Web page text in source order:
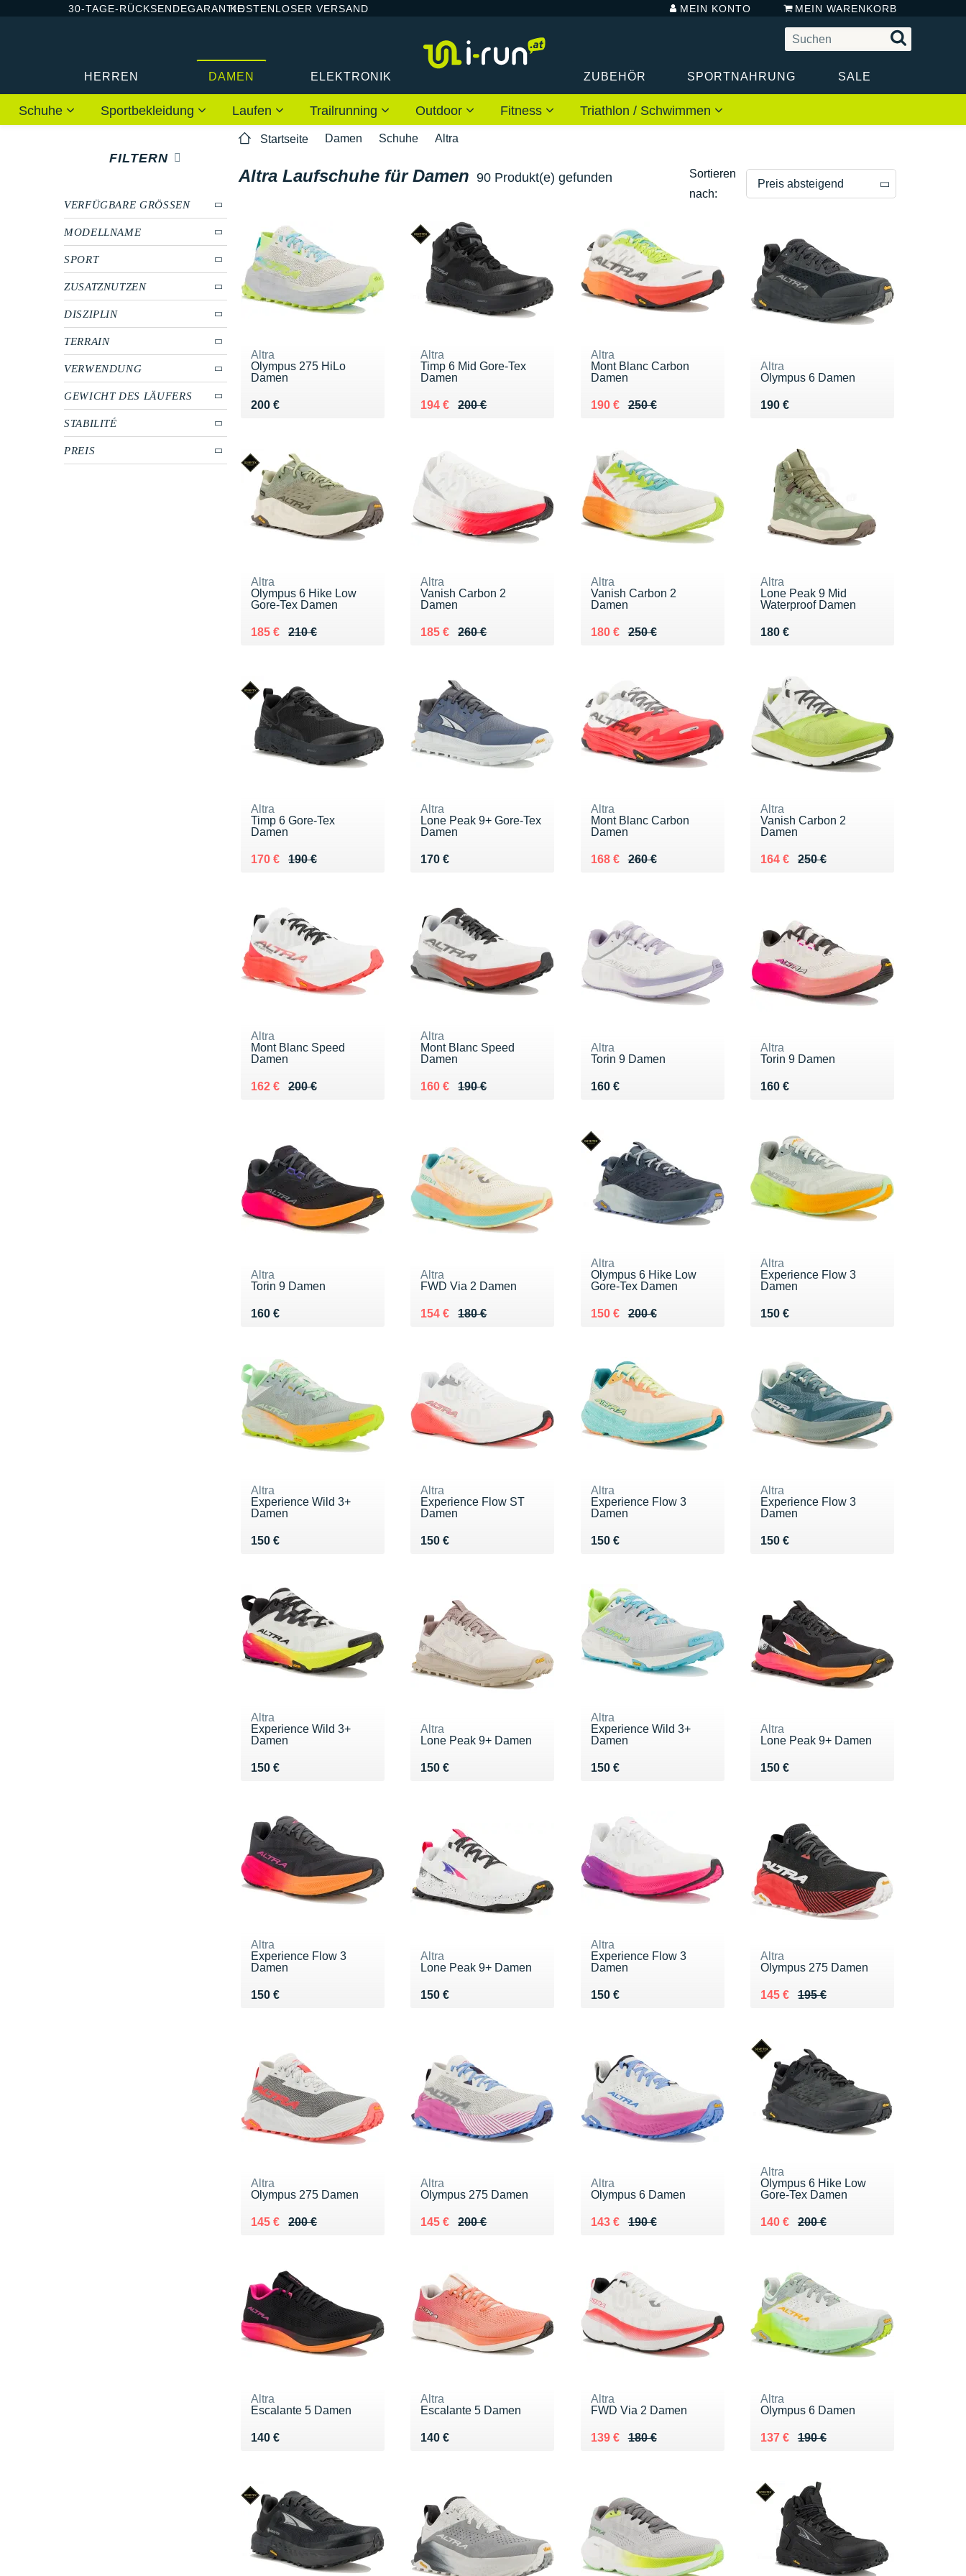
30-TAGE-RÜCKSENDEGARANTIEKOSTENLOSER VERSAND MEIN KONTO MEIN WARENKORB
HERREN DAMEN ELEKTRONIK ZUBEHÖR SPORTNAHRUNG SALE
Schuhe Sportbekleidung Laufen Trailrunning Outdoor Fitness Triathlon / Schwimmen
Startseite Damen Schuhe Altra
FILTERN
VERFÜGBARE GRÖSSEN
MODELLNAME
SPORT
ZUSATZNUTZEN
DISZIPLIN
TERRAIN
VERWENDUNG
GEWICHT DES LÄUFERS
STABILITÉ
PREIS
Altra Laufschuhe für Damen 90 Produkt(e) gefunden
Sortieren
nach:
Preis absteigend
Preis aufsteigend
Altra
Olympus 275 HiLo
Damen
200 €
Vendu 200 €
Altra
Timp 6 Mid Gore-Tex
Damen
200 €
Au lieu de 200 €
194 €
Vendu 194 €
Altra
Mont Blanc Carbon
Damen
250 €
Au lieu de 250 €
190 €
Vendu 190 €
Altra
Olympus 6 Damen
190 €
Vendu 190 €
Altra
Olympus 6 Hike Low
Gore-Tex Damen
210 €
Au lieu de 210 €
185 €
Vendu 185 €
Altra
Vanish Carbon 2
Damen
260 €
Au lieu de 260 €
185 €
Vendu 185 €
Altra
Vanish Carbon 2
Damen
250 €
Au lieu de 250 €
180 €
Vendu 180 €
Altra
Lone Peak 9 Mid
Waterproof Damen
180 €
Vendu 180 €
Altra
Timp 6 Gore-Tex
Damen
190 €
Au lieu de 190 €
170 €
Vendu 170 €
Altra
Lone Peak 9+ Gore-Tex
Damen
170 €
Vendu 170 €
Altra
Mont Blanc Carbon
Damen
260 €
Au lieu de 260 €
168 €
Vendu 168 €
Altra
Vanish Carbon 2
Damen
250 €
Au lieu de 250 €
164 €
Vendu 164 €
Altra
Mont Blanc Speed
Damen
200 €
Au lieu de 200 €
162 €
Vendu 162 €
Altra
Mont Blanc Speed
Damen
190 €
Au lieu de 190 €
160 €
Vendu 160 €
Altra
Torin 9 Damen
160 €
Vendu 160 €
Altra
Torin 9 Damen
160 €
Vendu 160 €
Altra
Torin 9 Damen
160 €
Vendu 160 €
Altra
FWD Via 2 Damen
180 €
Au lieu de 180 €
154 €
Vendu 154 €
Altra
Olympus 6 Hike Low
Gore-Tex Damen
200 €
Au lieu de 200 €
150 €
Vendu 150 €
Altra
Experience Flow 3
Damen
150 €
Vendu 150 €
Altra
Experience Wild 3+
Damen
150 €
Vendu 150 €
Altra
Experience Flow ST
Damen
150 €
Vendu 150 €
Altra
Experience Flow 3
Damen
150 €
Vendu 150 €
Altra
Experience Flow 3
Damen
150 €
Vendu 150 €
Altra
Experience Wild 3+
Damen
150 €
Vendu 150 €
Altra
Lone Peak 9+ Damen
150 €
Vendu 150 €
Altra
Experience Wild 3+
Damen
150 €
Vendu 150 €
Altra
Lone Peak 9+ Damen
150 €
Vendu 150 €
Altra
Experience Flow 3
Damen
150 €
Vendu 150 €
Altra
Lone Peak 9+ Damen
150 €
Vendu 150 €
Altra
Experience Flow 3
Damen
150 €
Vendu 150 €
Altra
Olympus 275 Damen
195 €
Au lieu de 195 €
145 €
Vendu 145 €
Altra
Olympus 275 Damen
200 €
Au lieu de 200 €
145 €
Vendu 145 €
Altra
Olympus 275 Damen
200 €
Au lieu de 200 €
145 €
Vendu 145 €
Altra
Olympus 6 Damen
190 €
Au lieu de 190 €
143 €
Vendu 143 €
Altra
Olympus 6 Hike Low
Gore-Tex Damen
200 €
Au lieu de 200 €
140 €
Vendu 140 €
Altra
Escalante 5 Damen
140 €
Vendu 140 €
Altra
Escalante 5 Damen
140 €
Vendu 140 €
Altra
FWD Via 2 Damen
180 €
Au lieu de 180 €
139 €
Vendu 139 €
Altra
Olympus 6 Damen
190 €
Au lieu de 190 €
137 €
Vendu 137 €